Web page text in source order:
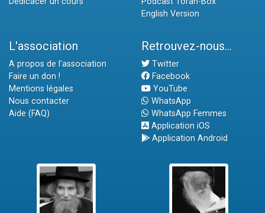
English Version
L'association
A propos de l'association
Faire un don !
Mentions légales
Nous contacter
Aide (FAQ)
Retrouvez-nous...
Twitter
Facebook
YouTube
WhatsApp
WhatsApp Femmes
Application iOS
Application Android